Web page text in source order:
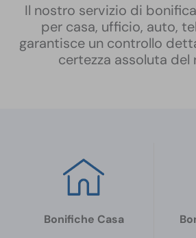
Il nostro servizio di
per casa, ufficio, auto,
garantisce un controllo
certezza assoluta del
Bonifiche Casa